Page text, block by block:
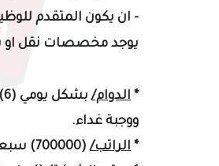
- ان يكون المتقدم
يوجد مخصصات نقل
* الدوام/
ووجبة غداء.
* الراتب/ (700000) سبعمائة الف دينار شهرياً.